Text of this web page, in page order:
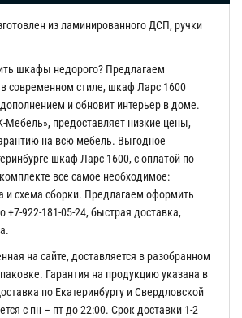
из ламинированного ДСП, ручки
шкафы недорого? Предлагаем
современном стиле, шкаф Ларс 1600
и обновит интерьер в доме.
Мебель», предоставляет низкие цены,
на всю мебель. Выгодное
шкаф Ларс 1600, с оплатой по
все самое необходимое:
и схема сборки. Предлагаем оформить
+7-922-181-05-24, быстрая доставка,
на сайте, доставляется в разобранном
Гарантия на продукцию указана в
по Екатеринбургу и Свердловской
с пн – пт до 22:00. Срок доставки 1-2